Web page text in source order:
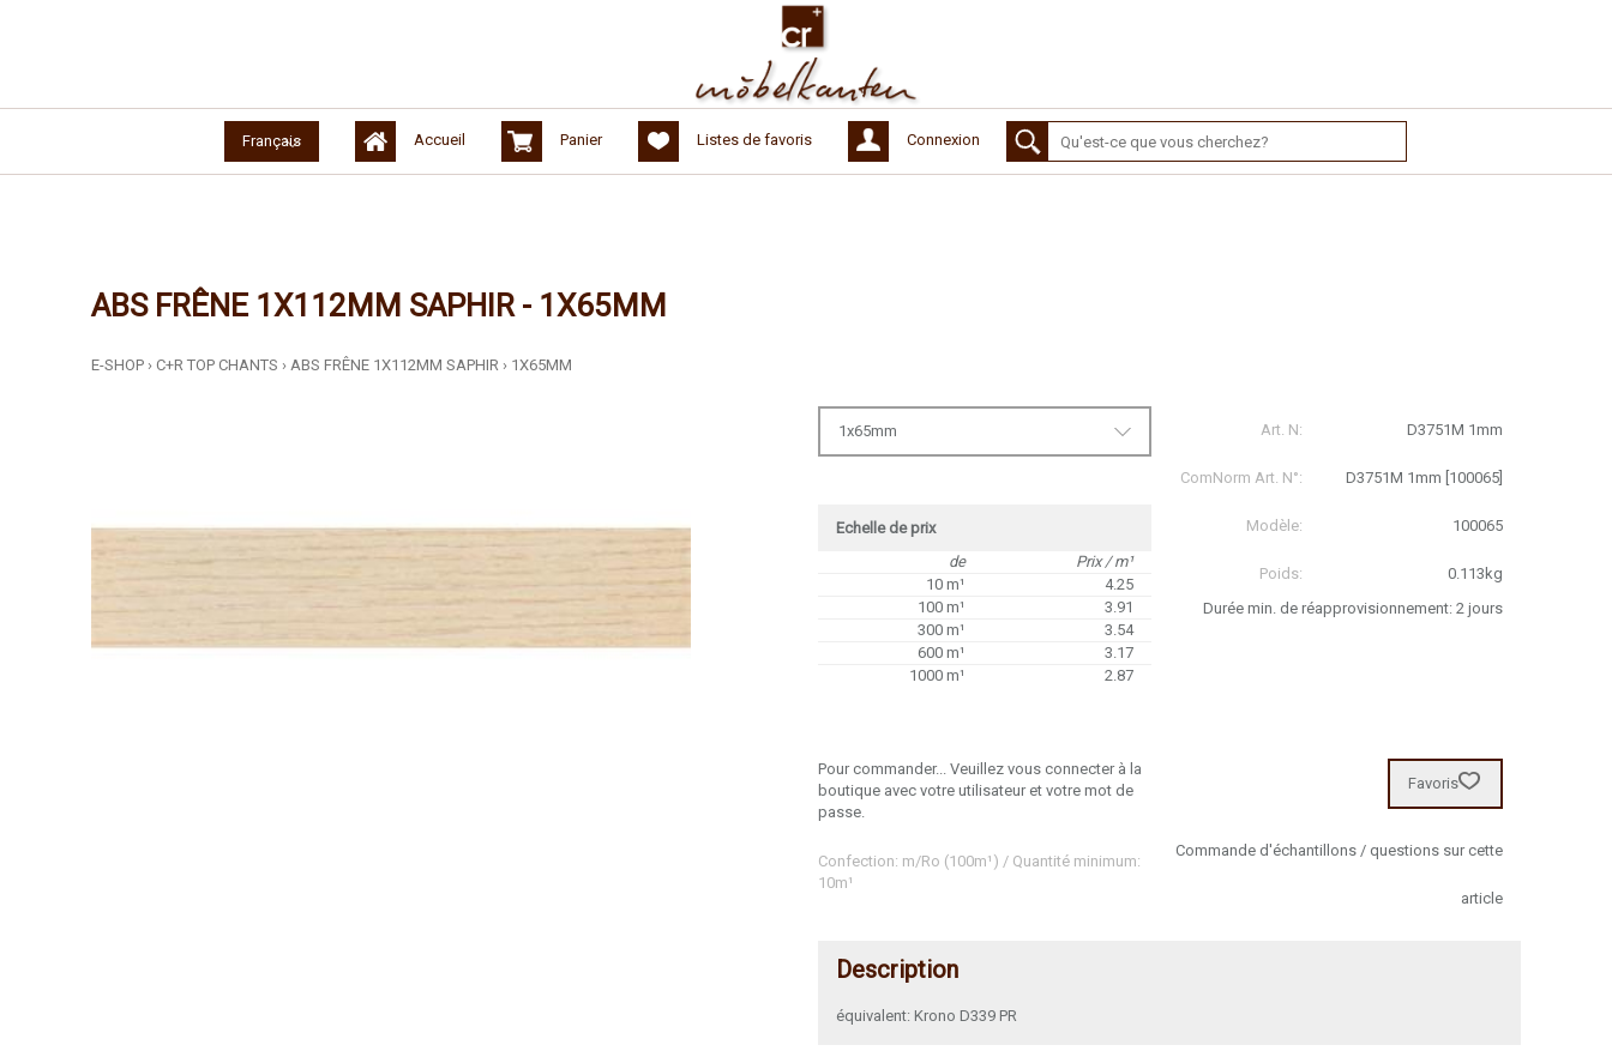
Français Accueil Panier Listes de favoris Connexion
ABS FRÊNE 1X112MM SAPHIR - 1X65MM
E-SHOP › C+R TOP CHANTS › ABS FRÊNE 1X112MM SAPHIR › 1X65MM
1x65mm
Echelle de prix
de
Prix / m¹
10 m¹
4.25
100 m¹
3.91
300 m¹
3.54
600 m¹
3.17
1000 m¹
2.87
Art. N: D3751M 1mm
ComNorm Art. N°: D3751M 1mm [100065]
Modèle: 100065
Poids:
0.113kg
Durée min. de réapprovisionnement: 2 jours
Pour commander... Veuillez vous connecter à la
boutique avec votre utilisateur et votre mot de
passe.
Confection: m/Ro (100m¹) / Quantité minimum:
10m¹
Favoris
Commande d'échantillons / questions sur cette
article
Description
équivalent: Krono D339 PR